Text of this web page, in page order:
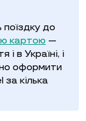
поїздку до
картою —
в Україні, і
оформити
кілька